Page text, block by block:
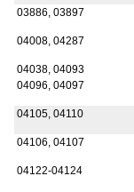
03886, 03897
04008, 04287
04038, 04093
04096, 04097
04105, 04110
04106, 04107
04122-04124